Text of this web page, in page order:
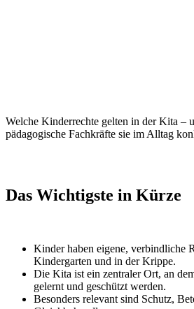
Kinder verbringen einen großen Teil ihres
erleben sie Nähe, Abhängigkeit,Regeln,
Kinderrechte sind nicht nur ein rechtlicher
oder mit Macht umgehen, prägt
genommen und sicher fühlen.
Gerade im frühen Kindesalter wird der